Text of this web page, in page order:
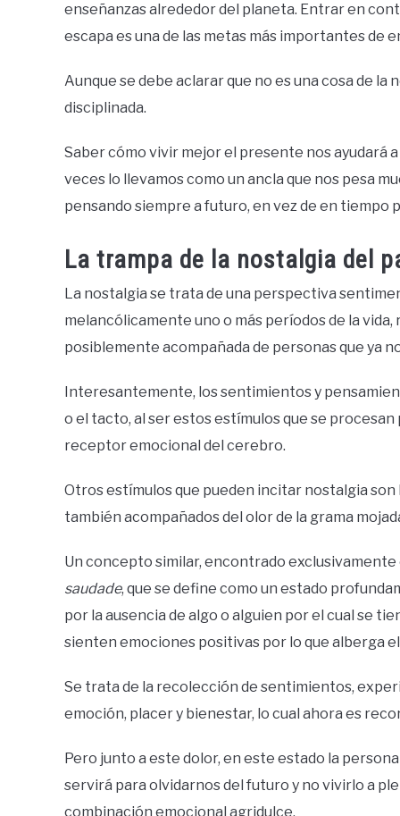
enseñanzas alrededor del planeta. Entrar en
escapa es una de las metas más importantes de
Aunque se debe aclarar que no es una cosa de la
disciplinada.
Saber cómo vivir mejor el presente nos ayudará
veces lo llevamos como un ancla que nos pesa
pensando siempre a futuro, en vez de en tiempo
La trampa de la nostalgia del
La nostalgia se trata de una perspectiva
melancólicamente uno o más períodos de la
posiblemente acompañada de personas que ya
Interesantemente, los sentimientos y
o el tacto, al ser estos estímulos que se
receptor emocional del cerebro.
Otros estímulos que pueden incitar nostalgia son
también acompañados del olor de la grama
Un concepto similar, encontrado exclusivamente
saudade, que se define como un estado
por la ausencia de algo o alguien por el cual se
sienten emociones positivas por lo que alberga
Se trata de la recolección de sentimientos,
emoción, placer y bienestar, lo cual ahora es
Pero junto a este dolor, en este estado la
servirá para olvidarnos del futuro y no vivirlo a
combinación emocional agridulce.